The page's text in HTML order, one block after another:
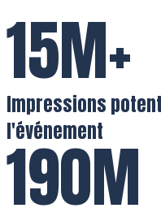
15M+
Impressions
l'événement
190M